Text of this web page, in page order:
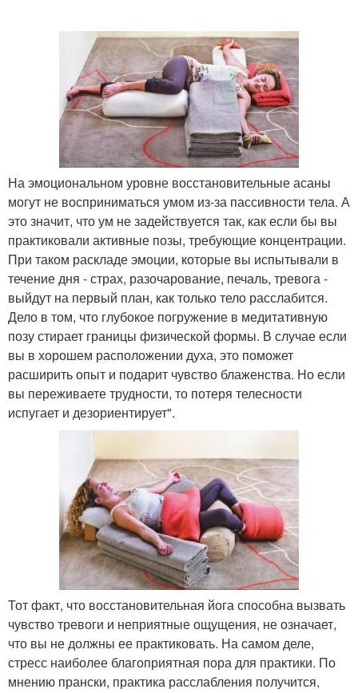
На эмоциональном уровне восстановительные асаны
могут не восприниматься умом из-за пассивности тела. А
это значит, что ум не задействуется так, как если бы вы
практиковали активные позы, требующие концентрации.
При таком раскладе эмоции, которые вы испытывали в
течение дня - страх, разочарование, печаль, тревога -
выйдут на первый план, как только тело расслабится.
Дело в том, что глубокое погружение в медитативную
позу стирает границы физической формы. В случае если
вы в хорошем расположении духа, это поможет
расширить опыт и подарит чувство блаженства. Но если
вы переживаете трудности, то потеря телесности
испугает и дезориентирует".
Тот факт, что восстановительная йога способна вызвать
чувство тревоги и неприятные ощущения, не означает,
что вы не должны ее практиковать. На самом деле,
стресс наиболее благоприятная пора для практики. По
мнению прански, практика расслабления получится,